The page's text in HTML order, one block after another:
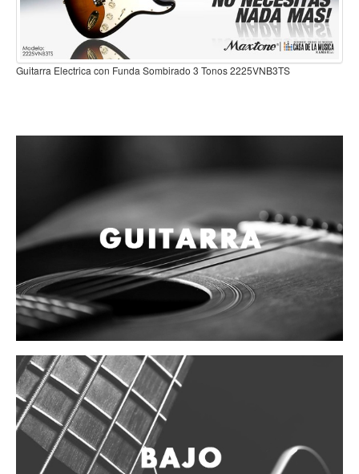
Kalimba
Xilófonos y liras
Campanas, lluvias y platillos
Accesorios
Redoblantes
Tambores
Bombos
Multi-tenores
Platillos
Baquetas, mazos y bolillos
Liras
Guiros
Vientos
Accesorios
Guitarra Electrica con Funda Sombirado 3 Tonos 2225VNB3TS